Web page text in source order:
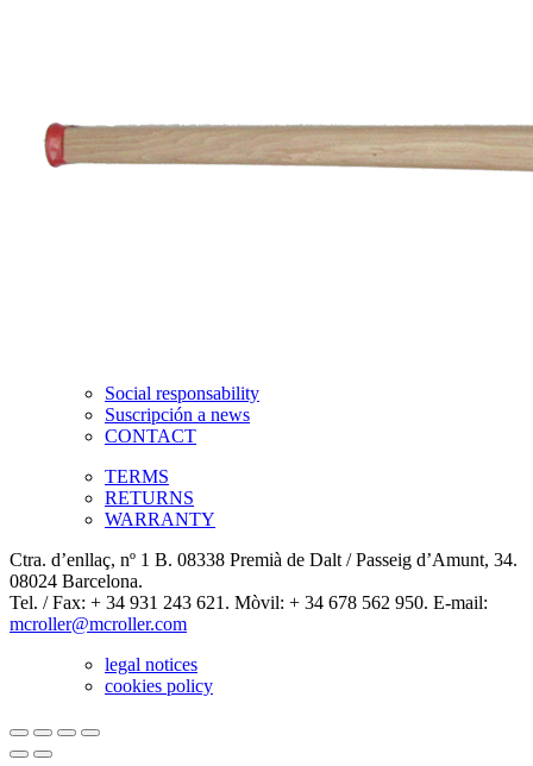
Social responsability
Suscripción a news
CONTACT
TERMS
RETURNS
WARRANTY
Ctra. d’enllaç, nº 1 B. 08338 Premià de Dalt / Passeig d’Amunt, 34.
08024 Barcelona.
Tel. / Fax: + 34 931 243 621. Mòvil: + 34 678 562 950. E-mail:
mcroller@mcroller.com
legal notices
cookies policy